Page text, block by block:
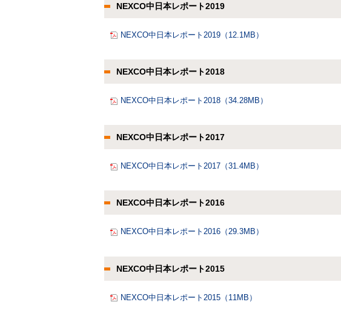
NEXCO中日本レポート2019
NEXCO中日本レポート2019（12.1MB）
NEXCO中日本レポート2018
NEXCO中日本レポート2018（34.28MB）
NEXCO中日本レポート2017
NEXCO中日本レポート2017（31.4MB）
NEXCO中日本レポート2016
NEXCO中日本レポート2016（29.3MB）
NEXCO中日本レポート2015
NEXCO中日本レポート2015（11MB）